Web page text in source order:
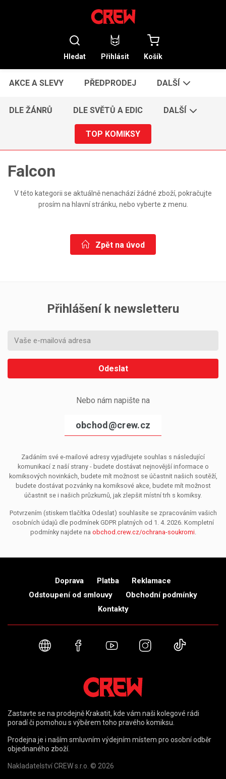
Hledat Přihlásit Košík
AKCE A SLEVY PŘEDPRODEJ DALŠÍ
DLE ŽÁNRŮ DLE SVĚTŮ A EDIC DALŠÍ
TOP KOMIKSY
Falcon
V této kategorii se aktuálně nenachází žádné zboží, pokračujte
prosím na hlavní stránku, nebo vyberte z menu.
Zpět na úvod
Přihlášení k newsletteru
Odeslat
Nebo nám napište na
obchod@crew.cz
Zadáním své e-mailové adresy vyjadřujete souhlas s následující
komunikací z naší strany - budete dostávat nejnovější informace o
komiksových novinkách, budete mít možnost se účastnit našich soutěží,
budete dostávat pozvánky na komiksové akce, budete mít možnost
účastnit se i našich průzkumů, jak zlepšit místní trh s komiksy.
Potvrzením (stiskem tlačítka Odeslat) souhlasíte se zpracováním vašich
osobních údajů dle podmínek GDPR platných od 1. 4. 2026. Kompletní
podmínky najdete na obchod.crew.cz/ochrana-soukromi.
Doprava Platba
Reklamace
Odstoupení od smlouvy
Obchodní podmínky
Kontakty
Webové stránky
FacebookYouTubeInstagram
Zastavte se na prodejně Krakatit, kde vám naši kolegové rádi
poradí či pomohou s výběrem toho pravého komiksu.
Prodejna je i naším smluvním výdejním místem pro osobní odběr
objednaného zboží.
Nakladatelství CREW s.r.o. © 2026